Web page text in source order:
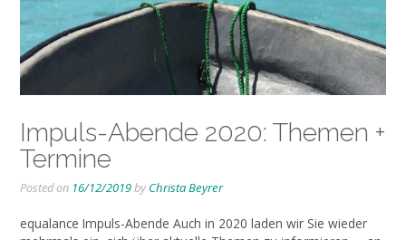
Impuls-Abende 2020: Themen +
Termine
Posted on 16/12/2019by Christa Beyrer
equalance Impuls-Abende Auch in 2020 laden wir Sie wieder